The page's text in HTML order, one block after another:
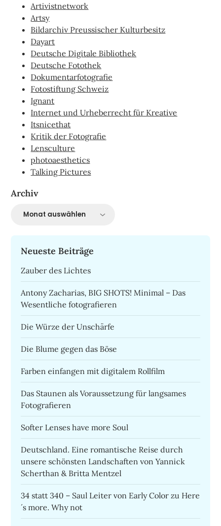
Artivistnetwork
Artsy
Bildarchiv Preussischer Kulturbesitz
Dayart
Deutsche Digitale Bibliothek
Deutsche Fotothek
Dokumentarfotografie
Fotostiftung Schweiz
Ignant
Internet und Urheberrecht für Kreative
Itsnicethat
Kritik der Fotografie
Lensculture
photoaesthetics
Talking Pictures
Archiv
Neueste Beiträge
Zauber des Lichtes
Antony Zacharias, BIG SHOTS! Minimal – Das
Wesentliche fotografieren
Die Würze der Unschärfe
Die Blume gegen das Böse
Farben einfangen mit digitalem Rollfilm
Das Staunen als Voraussetzung für langsames
Fotografieren
Softer Lenses have more Soul
Deutschland. Eine romantische Reise durch
unsere schönsten Landschaften von Yannick
Scherthan & Britta Mentzel
34 statt 340 – Saul Leiter von Early Color zu Here
´s more. Why not